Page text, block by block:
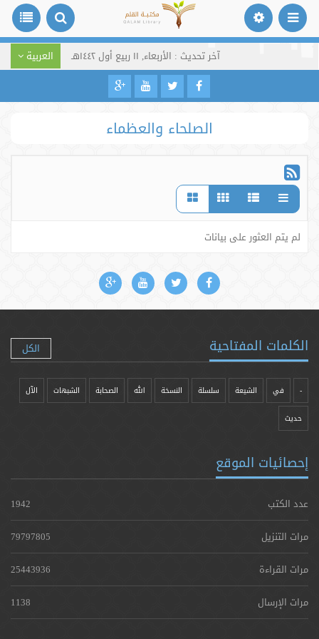
آخر تحديث : الأربعاء, ١١ ربيع أول ١٤٤٢هـ العربية
الصلحاء والعظماء
لم يتم العثور على بيانات
الكلمات المفتاحية الكل
- في الشيعة سلسلة النسخة الله الصحابة الشبهات الآل
حدیث
إحصائيات الموقع
عدد الكتب
1942
مرات التنزيل
79797805
مرات القراءة
25443936
مرات الإرسال
1138